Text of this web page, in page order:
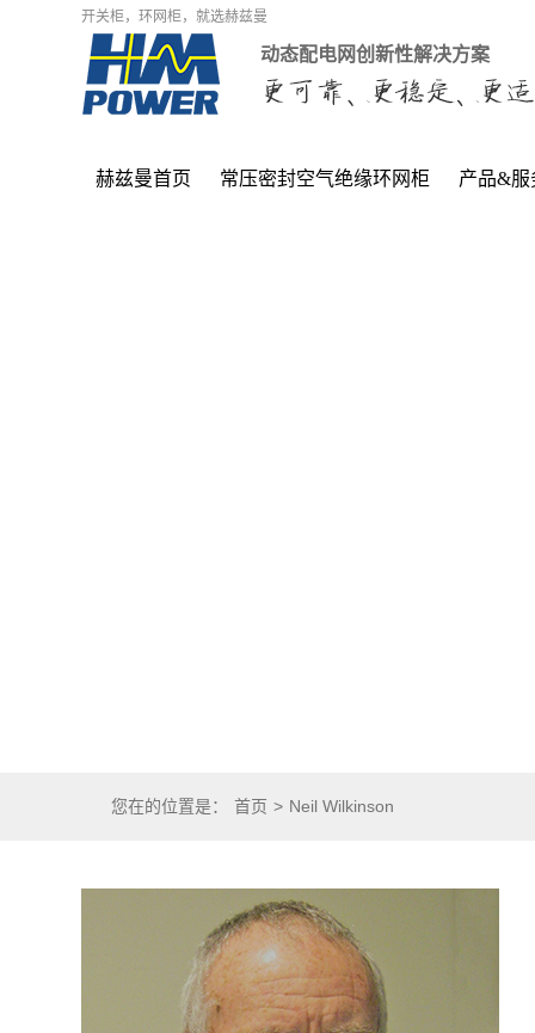
开关柜，环网柜，就选赫兹曼
动态配电网创新性解决方案
赫兹曼首页 常压密封空气绝缘环网柜 产品&服
您在的位置是： 首页 > Neil Wilkinson